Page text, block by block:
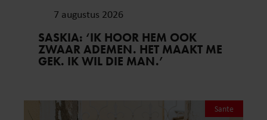
7 augustus 2026
SASKIA: ‘IK HOOR HEM OOK
ZWAAR ADEMEN. HET MAAKT ME
GEK. IK WIL DIE MAN.’
Sante